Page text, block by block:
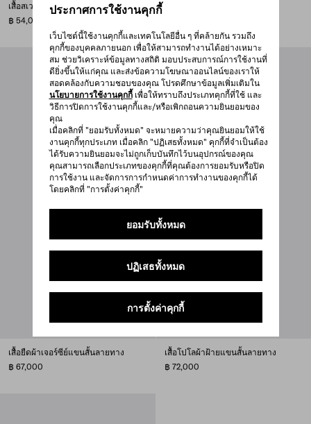
ประกาศการใช้งานคุกกี้
เว็บไซต์นี้ใช้งานคุกกี้และเทคโนโลยีอื่น ๆ ที่คล้ายกัน รวมถึง
คุกกี้ของบุคคลภายนอก เพื่อให้สามารถทำงานได้อย่างเหมาะ
สม ช่วยวิเคราะห์ข้อมูลทางสถิติ มอบประสบการณ์การใช้งานที่
ดียิ่งขึ้นให้แก่คุณ และส่งข้อความโฆษณาออนไลน์ของเราให้
สอดคล้องกับความชอบของคุณ โปรดศึกษาข้อมูลเพิ่มเติมใน
นโยบายการใช้งานคุกกี้เพื่อให้ทราบถึงประเภทคุกกี้ที่ใช้ และ
วิธีการปิดการใช้งานคุกกี้และ/หรือเพิกถอนความยินยอมของ
คุณ
เมื่อคลิกที่ "ยอมรับทั้งหมด" จะหมายความว่าคุณยินยอมให้ใช้
งานคุกกี้ทุกประเภท เมื่อคลิก "ปฏิเสธทั้งหมด" คุกกี้ที่จำเป็นต้อง
ได้รับความยินยอมจะไม่ถูกเก็บบันทึกไว้บนอุปกรณ์ของคุณ
คุณสามารถเลือกประเภทของคุกกี้ที่คุณต้องการยอมรับหรือปิด
การใช้งาน และจัดการการกำหนดค่าการทำงานของคุกกี้ได้
โดยคลิกที่ "การตั้งค่าคุกกี้"
ยอมรับทั้งหมด
ปฏิเสธทั้งหมด
การตั้งค่าคุกกี้
เสื้อสเวตเตอร์คอกลมคอตตอน
฿ 54,000
เสื้อยืดผ้าเจอร์ซีย์แขนสั้นลายทาง
฿ 67,000
เสื้อโปโลผ้าฝ้ายแขนสั้นลายทาง
฿ 72,000